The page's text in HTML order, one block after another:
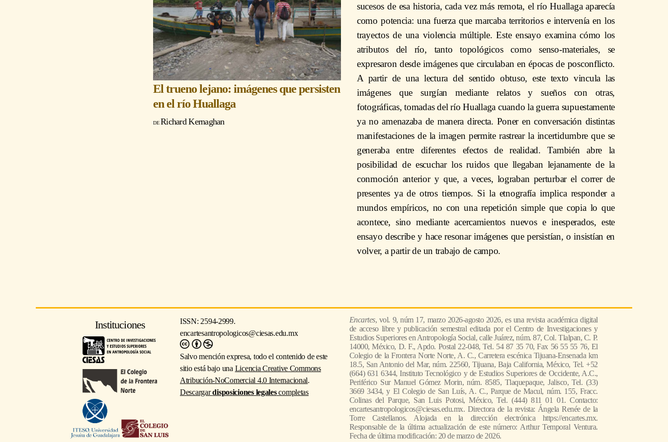
El trueno lejano: imágenes que persisten
en el río Huallaga
Richard Kernaghan
sucesos de esa historia, cada vez más remota, el río Huallaga aparecía
como potencia: una fuerza que marcaba territorios e intervenía en los
trayectos de una violencia múltiple. Este ensayo examina cómo los
atributos del río, tanto topológicos como senso-materiales, se
expresaron desde imágenes que circulaban en épocas de posconflicto.
A partir de una lectura del sentido obtuso, este texto vincula las
imágenes que surgían mediante relatos y sueños con otras,
fotográficas, tomadas del río Huallaga cuando la guerra supuestamente
ya no amenazaba de manera directa. Poner en conversación distintas
manifestaciones de la imagen permite rastrear la incertidumbre que se
generaba entre diferentes efectos de realidad. También abre la
posibilidad de escuchar los ruidos que llegaban lejanamente de la
conmoción anterior y que, a veces, lograban perturbar el correr de
presentes ya de otros tiempos. Si la etnografía implica responder a
mundos empíricos, no con una repetición simple que copia lo que
acontece, sino mediante acercamientos nuevos e inesperados, este
ensayo describe y hace resonar imágenes que persistían, o insistían en
volver, a partir de un trabajo de campo.
Instituciones
ISSN: 2594-2999.
encartesantropologicos@ciesas.edu.mx
Salvo mención expresa, todo el contenido de este
sitio está bajo una Licencia Creative Commons
Atribución-NoComercial 4.0 Internacional.
Descargardisposiciones legalescompletas
Encartes, vol. 9, núm 17, marzo 2026-agosto 2026, es una revista académica digital
de acceso libre y publicación semestral editada por el Centro de Investigaciones y
Estudios Superiores en Antropología Social, calle Juárez, núm. 87, Col. Tlalpan, C. P.
14000, México, D. F., Apdo. Postal 22-048, Tel. 54 87 35 70, Fax 56 55 55 76, El
Colegio de la Frontera Norte Norte, A. C., Carretera escénica Tijuana-Ensenada km
18.5, San Antonio del Mar, núm. 22560, Tijuana, Baja California, México, Tel. +52
(664) 631 6344, Instituto Tecnológico y de Estudios Superiores de Occidente, A.C.,
Periférico Sur Manuel Gómez Morin, núm. 8585, Tlaquepaque, Jalisco, Tel. (33)
3669 3434, y El Colegio de San Luís, A. C., Parque de Macul, núm. 155, Fracc.
Colinas del Parque, San Luis Potosi, México, Tel. (444) 811 01 01. Contacto:
encartesantropologicos@ciesas.edu.mx. Directora de la revista: Ángela Renée de la
Torre Castellanos. Alojada en la dirección electrónica https://encartes.mx.
Responsable de la última actualización de este número: Arthur Temporal Ventura.
Fecha de última modificación: 20 de marzo de 2026.